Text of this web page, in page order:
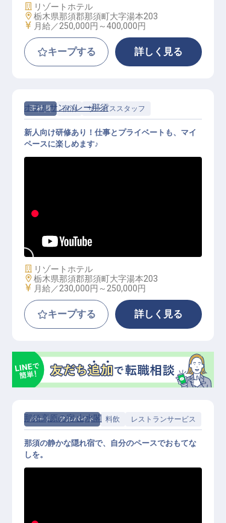
施設業態
リゾートホテル
勤務地
栃木県那須郡那須町大字湯本203
給与
月給／250,000円～400,000円
キープする 詳しく見る
正社員 宿泊 サービススタッフ
新卒・第2新卒も歓迎／食堂無料
ホテルサンバレー那須
新人向け研修あり！仕事とプライベートも、マイ
ペースに楽しめます♪
施設業態
リゾートホテル
勤務地
栃木県那須郡那須町大字湯本203
給与
月給／230,000円～ 250,000円
キープする 詳しく見る
パート・アルバイト 料飲 レストランサービス
那須高原の宿 山水閣
那須の静かな隠れ宿で、自分のペースでおもてな
しを。